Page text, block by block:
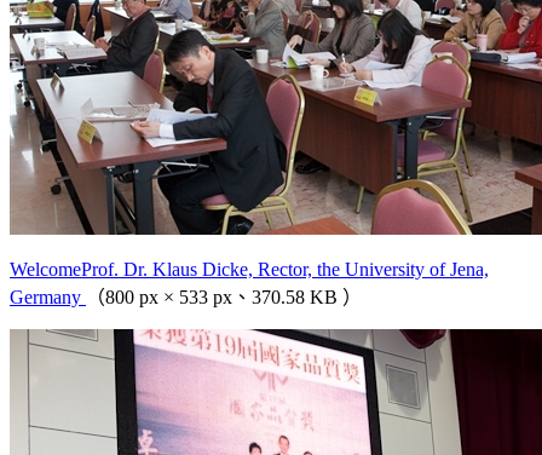
WelcomeProf. Dr. Klaus Dicke, Rector, the University of Jena,
Germany
（800 px × 533 px、370.58 KB ）